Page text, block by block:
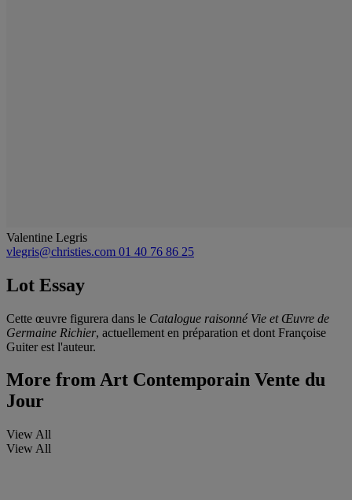
Valentine Legris
vlegris@christies.com 01 40 76 86 25
Lot Essay
Cette œuvre figurera dans le Catalogue raisonné Vie et Œuvre de
Germaine Richier, actuellement en préparation et dont Françoise
Guiter est l'auteur.
More fromArt Contemporain Vente du
Jour
View All
View All